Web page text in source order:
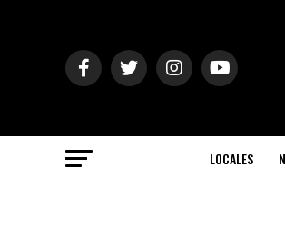
LOCALES